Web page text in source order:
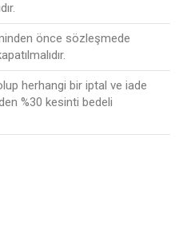
önce sözleşmede
herhangi bir iptal ve iade
%30 kesinti bedeli